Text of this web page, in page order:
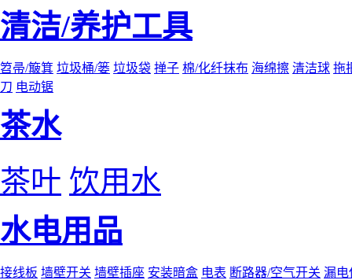
清洁/养护工具
笤帚/簸箕 垃圾桶/篓 垃圾袋 掸子 棉/化纤抹布 海绵擦 清洁球 拖
刀 电动锯
茶水
茶叶 饮用水
水电用品
接线板 墙壁开关 墙壁插座 安装暗盒 电表 断路器/空气开关 漏电